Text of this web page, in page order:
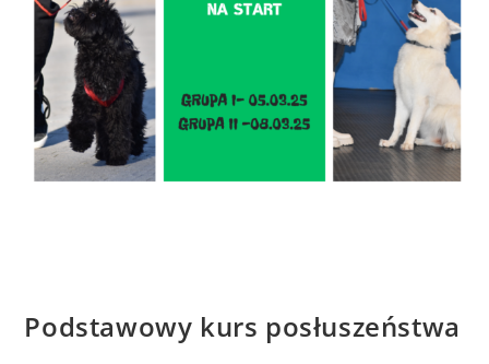
Podstawowy kurs posłuszeństwa